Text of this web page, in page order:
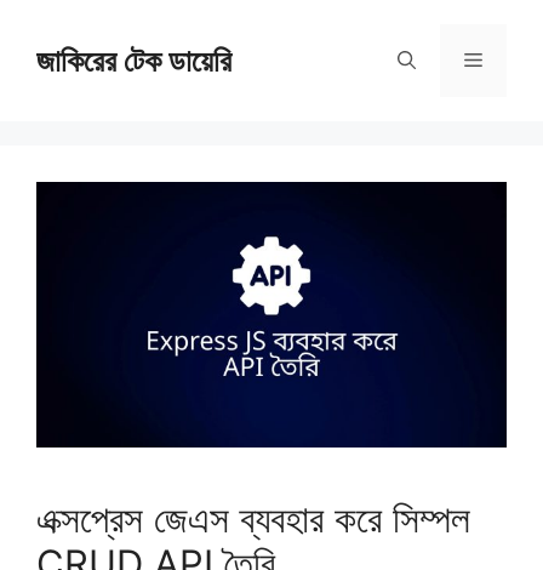
জাকিরের টেক ডায়েরি Menu
এক্সপ্রেস জেএস ব্যবহার করে সিম্পল